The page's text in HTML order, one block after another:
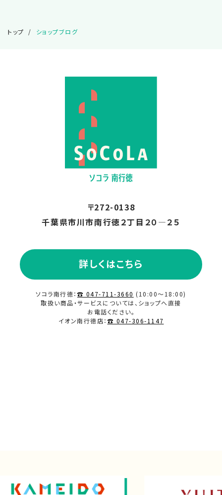
トップ ショップブログ
〒272-0138
千葉県市川市南行徳２丁目２０―２５
詳しくはこちら
ソコラ南行徳： ☎ 047-711-3660 (10:00～18:00)
取扱い商品・サービスについては、ショップへ直接
お電話ください。
イオン南行徳店： ☎ 047-306-1147